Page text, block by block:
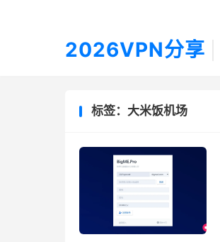
2026VPN分享
标签：大米饭机场